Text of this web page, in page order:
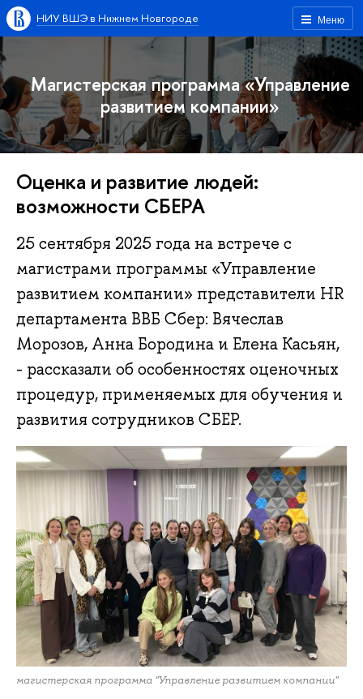
Меню
НИУ ВШЭ в Нижнем Новгороде
Магистерская программа «Управление
развитием компании»
Оценка и развитие людей:
возможности СБЕРА
25 сентября 2025 года на встрече с
магистрами программы «Управление
развитием компании» представители HR
департамента ВВБ Сбер: Вячеслав
Морозов, Анна Бородина и Елена Касьян,
- рассказали об особенностях оценочных
процедур, применяемых для обучения и
развития сотрудников СБЕР.
магистерская программа "Управление развитием компании"